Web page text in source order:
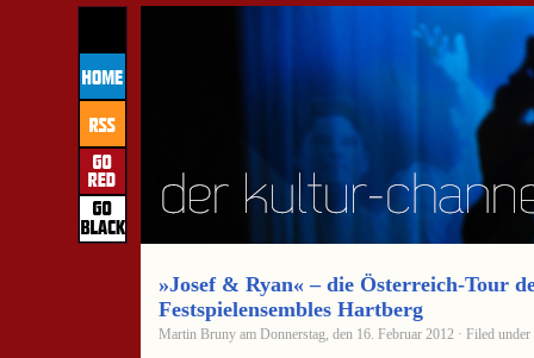
»Josef & Ryan« – die Österreich-Tour
Festspielensembles Hartberg
Martin Bruny am Donnerstag, den 16. Februar 2012 · Filed under